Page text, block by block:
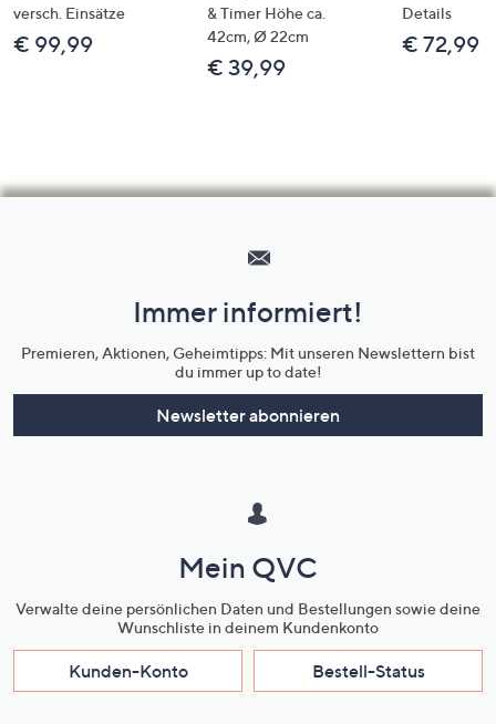
versch. Einsätze
€ 99,99
& Timer Höhe ca.
42cm, Ø 22cm
€ 39,99
Details
€ 72,99
Unternehmensinformationen
Immer informiert!
Premieren, Aktionen, Geheimtipps: Mit unseren Newslettern bist
du immer up to date!
Newsletter abonnieren
Mein QVC
Verwalte deine persönlichen Daten und Bestellungen sowie deine
Wunschliste in deinem Kundenkonto
Kunden-Konto Bestell-Status